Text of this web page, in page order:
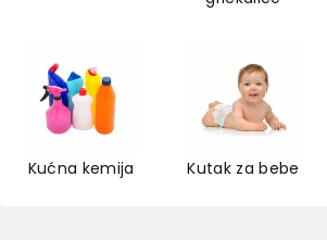
Kućna kemija Kutak za bebe